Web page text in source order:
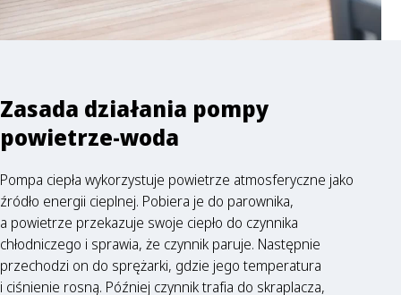
Zasada działania pompy
powietrze-woda
Pompa ciepła wykorzystuje powietrze atmosferyczne jako
źródło energii cieplnej. Pobiera je do parownika,
a powietrze przekazuje swoje ciepło do czynnika
chłodniczego i sprawia, że czynnik paruje. Następnie
przechodzi on do sprężarki, gdzie jego temperatura
i ciśnienie rosną. Później czynnik trafia do skraplacza,